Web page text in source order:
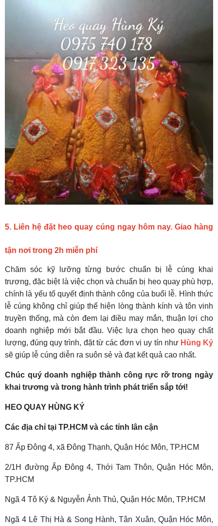
5. Liên hệ đặt heo quay cúng ngay hôm nay. Giao hàng
tận nơi trong 2h miễn phí
Chăm sóc kỹ lưỡng từng bước chuẩn bị lễ cúng khai
trương, đặc biệt là việc chọn và chuẩn bị heo quay phù hợp,
chính là yếu tố quyết định thành công của buổi lễ. Hình thức
lễ cúng không chỉ giúp thể hiện lòng thành kính và tôn vinh
truyền thống, mà còn đem lại điều may mắn, thuận lợi cho
doanh nghiệp mới bắt đầu. Việc lựa chọn heo quay chất
lượng, đúng quy trình, đặt từ các đơn vị uy tín như Hùng Ký
sẽ giúp lễ cúng diễn ra suôn sẻ và đạt kết quả cao nhất.
Chúc quý doanh nghiệp thành công rực rỡ trong ngày
khai trương và trong hành trình phát triển sắp tới!
HEO QUAY HÙNG KÝ
Các địa chỉ tại TP.HCM và các tỉnh lân cận
87 Ấp Đông 4, xã Đông Thạnh, Quận Hóc Môn, TP.HCM
2/1H đường Ấp Đông 4, Thới Tam Thôn, Quận Hóc Môn,
TP.HCM
Ngã 4 Tô Ký & Nguyễn Ảnh Thủ, Quận Hóc Môn, TP.HCM
Ngã 4 Lê Thị Hà & Song Hành, Tân Xuân, Quận Hóc Môn,